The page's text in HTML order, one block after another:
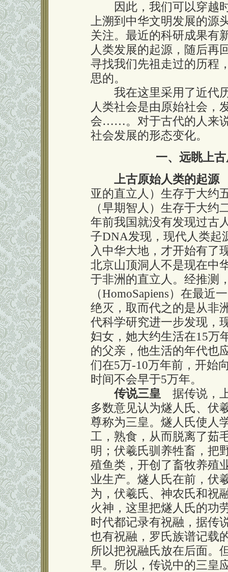
因此，我们可以穿越时
上溯到中华文明发展的源
关注。最近的科研成果有
人类发展的起源，随后再
寻找我们先祖走过的历程
思的。
我在这里采用了近代历
人类社会是由原始社会，
会……。对于古代的人来
社会发展的形态变化。
一、远眺上
上古原始人类的起源
亚的直立人）生存于大约
（早期智人）生存于大
年前我国就没有发现过古
子DNA发现，现代人类起
入中华大地，才开始有了
北京山顶洞人不是现在中
于非洲的直立人。经推测
（HomoSapiens）在最
绝灭，取而代之的是从非
代科学研究进一步发现，
妇女，她大约生活在15万
的父亲，他生活的年代也
们在5万-10万年前，开始
时间不会早于5万年。
传说三皇 据传说，
多数意见认为燧人氏、伏
尊称为三皇。燧人氏使人
工，熟食，从而脱离了茹
明；伏羲氏驯养牲畜，把
殖鱼类，开创了畜牧养殖
业生产。燧人氏在前，伏
为，伏羲氏、神农氏和祝
火神，这里把燧人氏的功
时代都记录有祝融，据传
也有祝融，罗氏族谱记载
所以把祝融氏放在后面。
早。所以，传说中的三皇